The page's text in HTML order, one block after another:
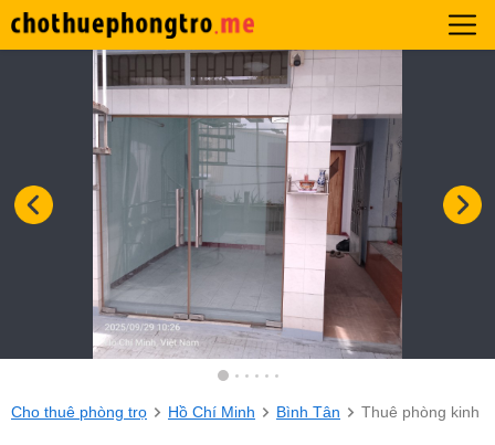
Cho thuê phòng trọ Hồ Chí Minh Bình Tân Thuê phòng kinh